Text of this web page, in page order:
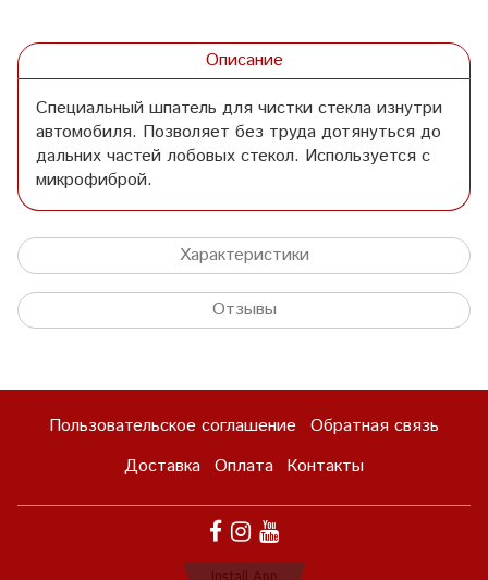
Описание
Специальный шпатель для чистки стекла изнутри
автомобиля. Позволяет без труда дотянуться до
дальних частей лобовых стекол. Используется с
микрофиброй.
Характеристики
Отзывы
Пользовательское соглашение Обратная связь
Доставка Оплата Контакты